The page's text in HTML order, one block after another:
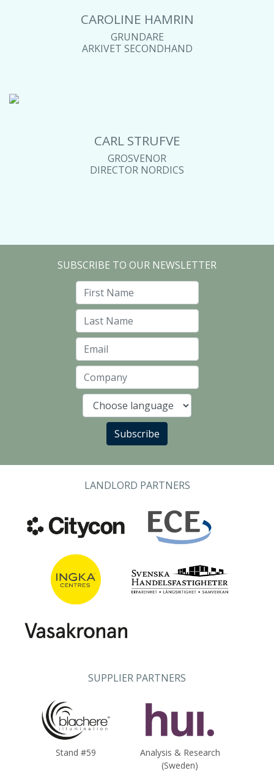
CAROLINE HAMRIN
GRUNDARE
ARKIVET SECONDHAND
CARL STRUFVE
GROSVENOR
DIRECTOR NORDICS
SUBSCRIBE TO OUR NEWSLETTER
Language
Subscribe
LANDLORD PARTNERS
SUPPLIER PARTNERS
Stand #59
Analysis & Research
(Sweden)